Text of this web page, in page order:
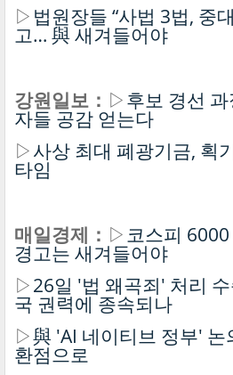
▷ 법원장들 “사법 3법, 중
고… 與 새겨들어야
강원일보： ▷후보 경선
자들 공감 얻는다
▷사상 최대 폐광기금, 획
타임
매일경제： ▷코스피
경고는 새겨들어야
▷26일 '법 왜곡죄' 처리
국 권력에 종속되나
▷與 'AI 네이티브 정부'
환점으로